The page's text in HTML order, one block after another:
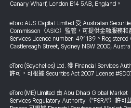
Canary Wharf, London E14 5AB, England。
eToro AUS Capital Limited 受 Australian
Commission（ASIC）監管，可提供金融服務和
Services Licence number: 491139。
Castlereagh Street, Sydney NSW 2000,
eToro (Seychelles) Ltd. 獲 Financial Services
許可，可根據 Securities Act 2007 License
eToro (ME) Limited 由 Abu Dhabi Global Market
Services Regulatory Authority（"FSRA"）許可